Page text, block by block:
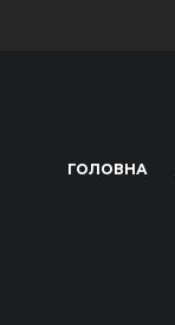
ГОЛОВНА